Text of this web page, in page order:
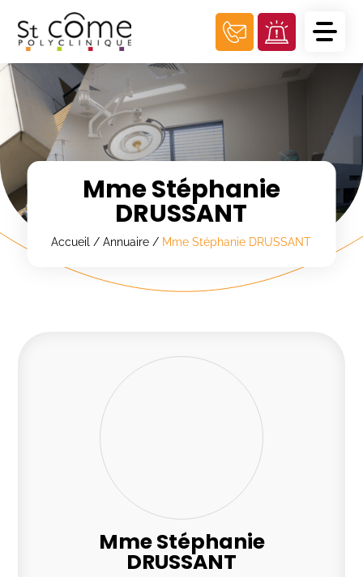
Mme Stéphanie
DRUSSANT
Accueil /Annuaire / Mme Stéphanie DRUSSANT
Mme Stéphanie
DRUSSANT